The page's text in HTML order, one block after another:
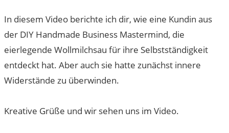
​​In diesem Video berichte ich dir, wie eine Kundin aus
der DIY Handmade Business Mastermind, die
eierlegende Wollmilchsau für ihre Selbstständigkeit
entdeckt hat. Aber auch sie hatte zunächst innere
Widerstände zu überwinden.
Kreative Grüße und wir sehen uns im Video.